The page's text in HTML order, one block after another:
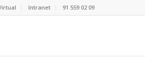
Intranet 91 559 02 09